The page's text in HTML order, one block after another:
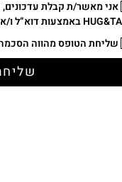
אני מאשר/ת קבלת עדכונים,
שליחת הטופס מהווה